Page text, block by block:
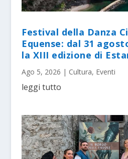
Festival della Danza
Equense: dal 31
la XIII edizione di
Ago 5, 2026 | Cultura, Eventi
leggi tutto